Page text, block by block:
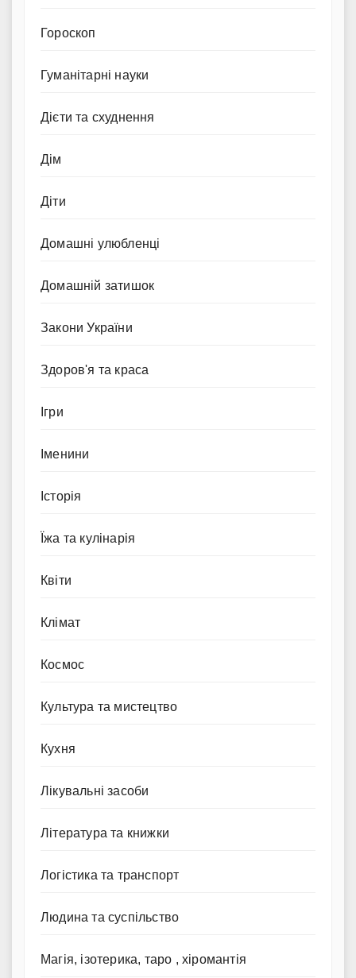
Гороскоп
Гуманітарні науки
Дієти та схуднення
Дім
Діти
Домашні улюбленці
Домашній затишок
Закони України
Здоров'я та краса
Ігри
Іменини
Історія
Їжа та кулінарія
Квіти
Клімат
Космос
Культура та мистецтво
Кухня
Лікувальні засоби
Література та книжки
Логістика та транспорт
Людина та суспільство
Магія, ізотерика, таро , хіромантія